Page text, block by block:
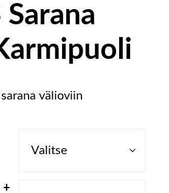
Sarana
välioviin
+